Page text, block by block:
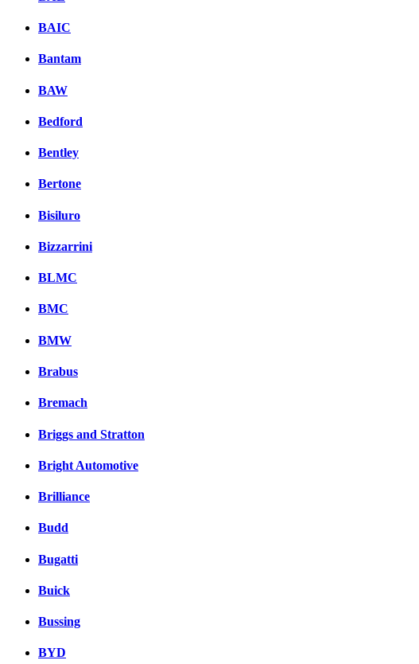
BAIC
Bantam
BAW
Bedford
Bentley
Bertone
Bisiluro
Bizzarrini
BLMC
BMC
BMW
Brabus
Bremach
Briggs and Stratton
Bright Automotive
Brilliance
Budd
Bugatti
Buick
Bussing
BYD